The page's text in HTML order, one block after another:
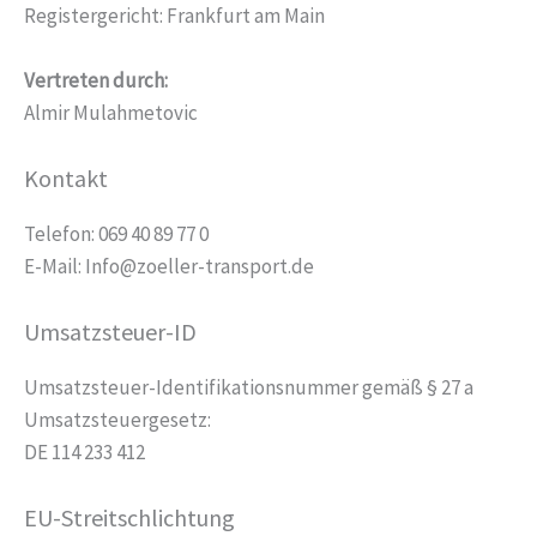
Registergericht: Frankfurt am Main
Vertreten durch:
Almir Mulahmetovic
Kontakt
Telefon: 069 40 89 77 0
E-Mail: Info@zoeller-transport.de
Umsatzsteuer-ID
Umsatzsteuer-Identifikationsnummer gemäß § 27 a
Umsatzsteuergesetz:
DE 114 233 412
EU-Streitschlichtung